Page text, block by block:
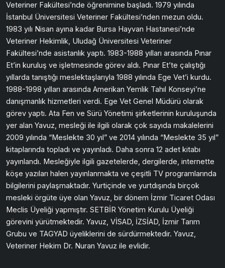
Veteriner Fakültesi’nde öğrenimine başladı. 1979 yılında
İstanbul Üniversitesi Veteriner Fakültesi’nden mezun oldu.
1983 yılı Nisan ayına kadar Bursa Hayvan Hastanesi’nde
Veteriner Hekimlik, Uludağ Üniversitesi Veteriner
Fakültesi’nde asistanlık yaptı. 1983-1988 yılları arasında Pınar
Et’in kuruluş ve işletmesinde görev aldı. Pınar Et’te çalıştığı
yıllarda tanıştığı meslektaşlarıyla 1988 yılında Ege Vet’i kurdu.
1988-1998 yılları arasında Amerikan Yemlik Tahıl Konseyi’ne
danışmanlık hizmetleri verdi. Ege Vet Genel Müdürü olarak
görev yaptı. Ata Fen ve Sürü Yönetimi şirketlerinin kuruluşunda
yer alan Yavuz, mesleği ile ilgili olarak çok sayıda makalelerini
2009 yılında “Meslekte 30 yıl” ve 2014 yılında “Meslekte 35 yıl”
kitaplarında topladı ve yayınladı. Daha sonra 12 adet kitabı
yayınlandı. Mesleğiyle ilgili gazetelerde, dergilerde, internette
köşe yazıları halen yayınlanmakta ve çeşitli TV programlarında
bilgilerini paylaşmaktadır. Yurtiçinde ve yurtdışında birçok
mesleki örgüte üye olan Yavuz, bir dönem İzmir Ticaret Odası
Meclis Üyeliği yapmıştır. SETBİR Yönetim Kurulu Üyeliği
görevini yürütmektedir. Yavuz, VİSAD, İZSİAD, İzmir Tarım
Grubu ve TAGYAD üyeliklerini de sürdürmektedir. Yavuz,
Veteriner Hekim Dr. Nuran Yavuz ile evlidir.